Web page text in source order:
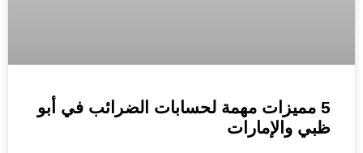
5 مميزات مهمة لحسابات الضرائب في أبو
ظبي والإمارات